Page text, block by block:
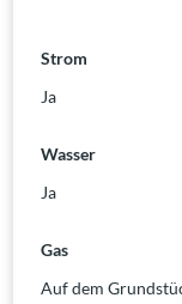
Strom
Ja
Wasser
Ja
Gas
Auf dem